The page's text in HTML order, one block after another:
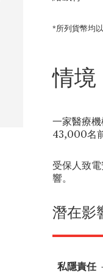
*所列貨幣均
情境
一家醫療
43,000名
受保人致
響。
潛在影
私隱責任